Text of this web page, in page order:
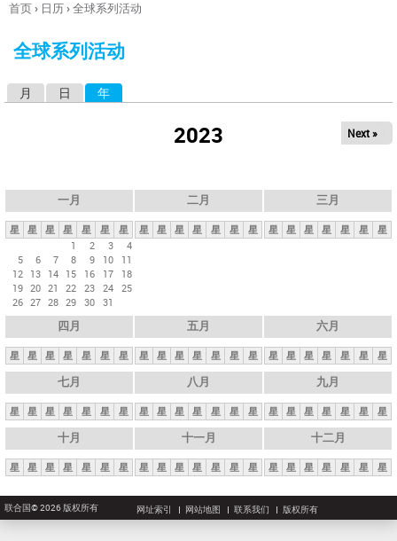
你
这
首页› 日历›全球系列活动
全球系列活动
月 日 年
2023 Next »
一月
星 星 星 星 星 星
星
1
2 3
4
5
6 7 8 9 10
11
12 13 14 15 16 17
18
19 20 21 22 23 24 25
26 27 28 29 30 31
二月
星 星 星 星 星 星 星
三月
星 星 星 星 星 星 星
四月
星 星 星 星 星 星 星
五月
星 星 星 星 星 星 星
六月
星 星 星 星 星 星 星
七月
星 星 星 星 星 星 星
八月
星 星 星 星 星 星 星
九月
星 星 星 星 星 星 星
十月
星 星 星 星 星 星 星
十一月
星 星 星 星 星 星 星
十二月
星 星 星 星 星 星 星
联合国© 2026 版权所有 网址索引 网站地图 联系我们 版权所有